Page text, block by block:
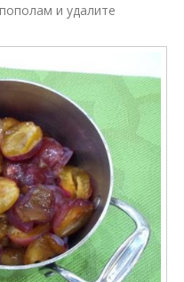
и удалите